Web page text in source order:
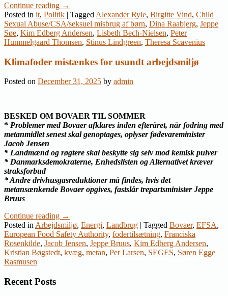
Continue reading →
Posted in it, Politik | Tagged Alexander Ryle, Birgitte Vind, Child
Sexual Abuse/CSA/seksuel misbrug af børn, Dina Raabjerg, Jeppe
Søe, Kim Edberg Andersen, Lisbeth Bech-Nielsen, Peter
Hummelgaard Thomsen, Stinus Lindgreen, Theresa Scavenius
Klimafoder mistænkes for usundt arbejdsmiljø
Posted on December 31, 2025 by admin
BESKED OM BOVAER TIL SOMMER
* Problemer med Bovaer afklares inden efteråret, når fodring med
metanmidlet senest skal genoptages, oplyser fødevareminister
Jacob Jensen
* Landmænd og røgtere skal beskytte sig selv mod kemisk pulver
* Danmarksdemokraterne, Enhedslisten og Alternativet kræver
straksforbud
* Andre drivhusgasreduktioner må findes, hvis det
metansænkende Bovaer opgives, fastslår trepartsminister Jeppe
Bruus
Continue reading →
Posted inArbejdsmiljø, Energi, Landbrug | Tagged Bovaer, EFSA,
European Food Safety Authority, fodertilsætning, Franciska
Rosenkilde, Jacob Jensen, Jeppe Bruus, Kim Edberg Andersen,
Kristian Bøgstedt, kvæg, metan, Per Larsen, SEGES, Søren Egge
Rasmusen
Recent Posts